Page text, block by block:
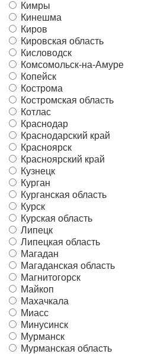
Кимры
Кинешма
Киров
Кировская область
Кисловодск
Комсомольск-на-Амуре
Копейск
Кострома
Костромская область
Котлас
Краснодар
Краснодарский край
Красноярск
Красноярский край
Кузнецк
Курган
Курганская область
Курск
Курская область
Липецк
Липецкая область
Магадан
Магаданская область
Магнитогорск
Майкоп
Махачкала
Миасс
Минусинск
Мурманск
Мурманская область